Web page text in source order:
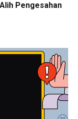
Pengesahan